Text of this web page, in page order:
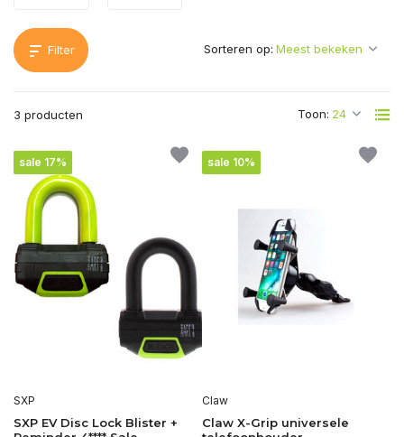
Filter
3 producten Toon:
Sorteren op:
sale 17%
SXP
SXP EV Disc Lock Blister +
sale 10%
Claw
Claw X-Grip universele